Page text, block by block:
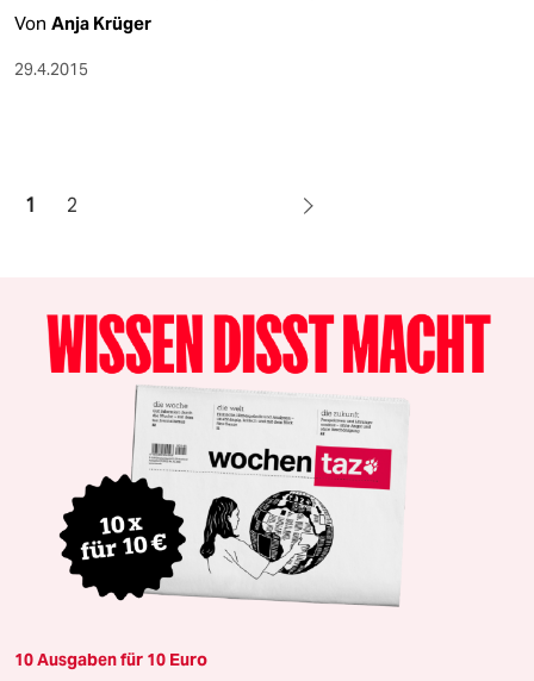
Von Anja Krüger
29.4.2015
1 2
10 Ausgaben für 10 Euro